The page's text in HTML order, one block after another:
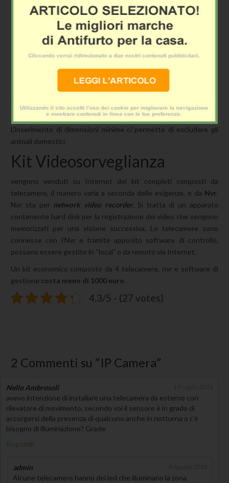
davanti la videocamera. Può registrare anche il video a partire
dalla rilevazione, successivamente si possono visualizzare con il
search view” dal menu “view” del programma.
La modalità predefinita del software è “
Any Object” che prevede
l’attivazione della camera in caso qualsiasi oggetto, persona o
animale si muova nel campo visivo. Se vogliamo personalizzare le
impostazioni facciamo clic su “Edit Rule“.Nella finestra che si apre,
regoliamo nel dettaglio le modalità di controllo, Per esempio,
selezionando “People” il programma si attiverà solo quando
rileverà la presenza di una persona nella zona sorvegliata.
L’inserimento di dimensioni minime ci permette di escludere gli
animali domestici.
Kit Videosorveglianza
vengono venduti su Internet dei kit completi composti da
telecamere, il numero varia a seconda delle esigenze, e da Nvr.
Nvr sta per network video recorder. Si tratta di un apparato
contenente hard disk per la registrazione dei video che vengono
memorizzati per una visione successiva. Le telecamere sono
connesse con l’Nvr e tramite apposito software di controllo,
possono essere gestite in “local” o da remoto via Internet.
Un kit economico composto da 4 telecamere, nvr e software di
gestione costa meno di 1000 euro.
4.3/5 - (27 votes)
2 Commenti su “IP Camera”
Nello Ambrosoli
avevo intenzione di installare una telecamera da esterno con
rilevatore di movimento, secondo voi il sensore è in grado di
accorgersi della presenza di qualcuno anche in notturna o c’è
bisogno di illuminazione? Grazie
Rispondi
admin
Alcune telecamere hanno dei led che illuminano la zona